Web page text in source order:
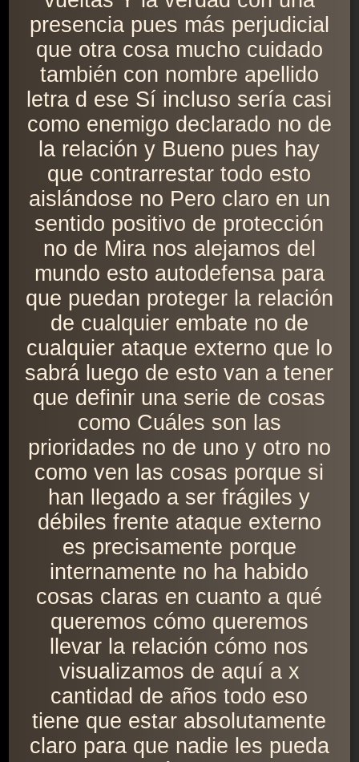
presencia pues más perjudicial
que otra cosa mucho cuidado
también con nombre apellido
letra d ese Sí incluso sería casi
como enemigo declarado no de
la relación y Bueno pues hay
que contrarrestar todo esto
aislándose no Pero claro en un
sentido positivo de protección
no de Mira nos alejamos del
mundo esto autodefensa para
que puedan proteger la relación
de cualquier embate no de
cualquier ataque externo que lo
sabrá luego de esto van a tener
que definir una serie de cosas
como Cuáles son las
prioridades no de uno y otro no
como ven las cosas porque si
han llegado a ser frágiles y
débiles frente ataque externo
es precisamente porque
internamente no ha habido
cosas claras en cuanto a qué
queremos cómo queremos
llevar la relación cómo nos
visualizamos de aquí a x
cantidad de años todo eso
tiene que estar absolutamente
claro para que nadie les pueda